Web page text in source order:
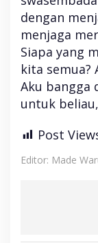
dengan
menjaga
Siapa yang
kita semua?
Aku bangga
untuk
Post
Editor: Made